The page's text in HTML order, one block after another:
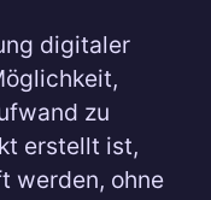
digitaler
zu
erstellt ist,
werden, ohne